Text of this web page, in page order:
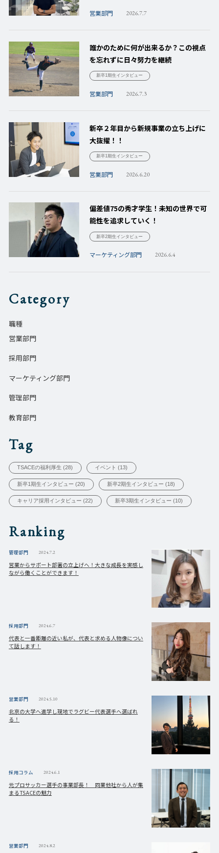
営業部門 2026.7.7
誰かのために何が出来るか？この視点
を忘れずに日々努力を継続
新卒1期生インタビュー
営業部門 2026.7.3
新卒２年目から新規事業の立ち上げに
大抜擢！！
新卒1期生インタビュー
営業部門 2026.6.20
偏差値75の秀才学生！未知の世界で可
能性を追求していく！
新卒2期生インタビュー
マーケティング部門 2026.6.4
Category
職種
営業部門
採用部門
マーケティング部門
管理部門
教育部門
Tag
TSACEの福利厚生 (28) イベント (13)
新卒1期生インタビュー (20) 新卒2期生インタビュー (18)
キャリア採用インタビュー (22) 新卒3期生インタビュー (10)
Ranking
管理部門 2024.7.2
営業からサポート部署の立上げへ！大きな成長を実感し
ながら働くことができます！
採用部門 2024.6.7
代表と一番距離の近い私が、代表と求める人物像につい
て話します！
営業部門 2024.5.10
北京の大学へ進学し現地でラグビー代表選手へ選ばれ
る！
採用コラム 2024.6.1
元プロサッカー選手の事業部長！ 同業他社から人が集
まるTSACEの魅力
営業部門 2024.8.2